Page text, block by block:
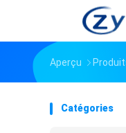
Aperçu
Catégories